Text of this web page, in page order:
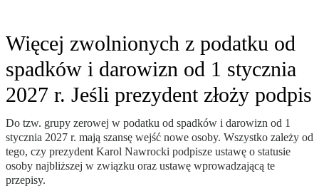
Więcej zwolnionych z podatku od
spadków i darowizn od 1 stycznia
2027 r. Jeśli prezydent złoży podpis
Do tzw. grupy zerowej w podatku od spadków i darowizn od 1
stycznia 2027 r. mają szansę wejść nowe osoby. Wszystko zależy od
tego, czy prezydent Karol Nawrocki podpisze ustawę o statusie
osoby najbliższej w związku oraz ustawę wprowadzającą te
przepisy.